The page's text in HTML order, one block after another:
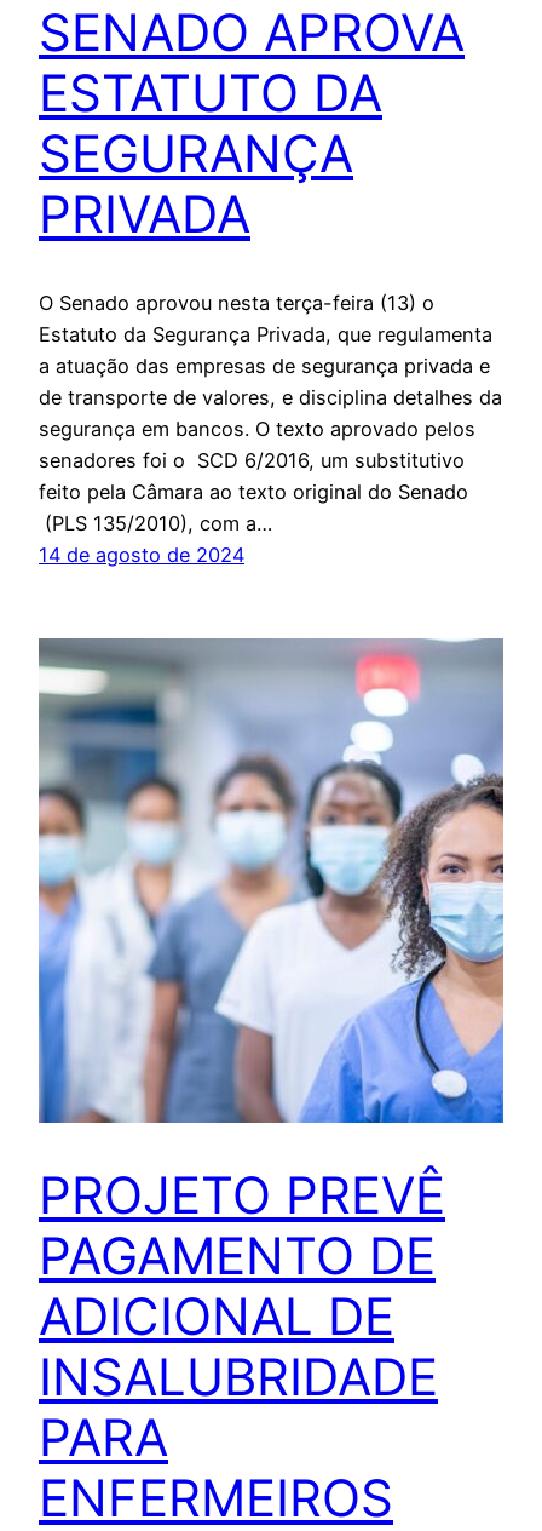
SENADO APROVA
ESTATUTO DA
SEGURANÇA
PRIVADA
O Senado aprovou nesta terça-feira (13) o
Estatuto da Segurança Privada, que regulamenta
a atuação das empresas de segurança privada e
de transporte de valores, e disciplina detalhes da
segurança em bancos. O texto aprovado pelos
senadores foi o SCD 6/2016, um substitutivo
feito pela Câmara ao texto original do Senado
(PLS 135/2010), com a…
14 de agosto de 2024
PROJETO PREVÊ
PAGAMENTO DE
ADICIONAL DE
INSALUBRIDADE
PARA
ENFERMEIROS